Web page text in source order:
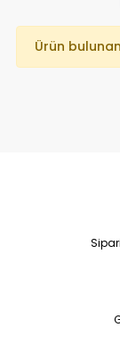
Ürün